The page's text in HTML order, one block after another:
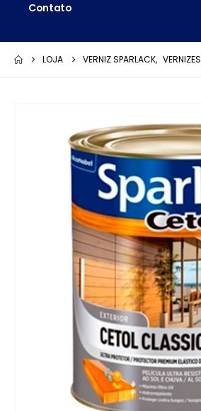
Contato
LOJA VERNIZ SPARLACK, VERNIZES